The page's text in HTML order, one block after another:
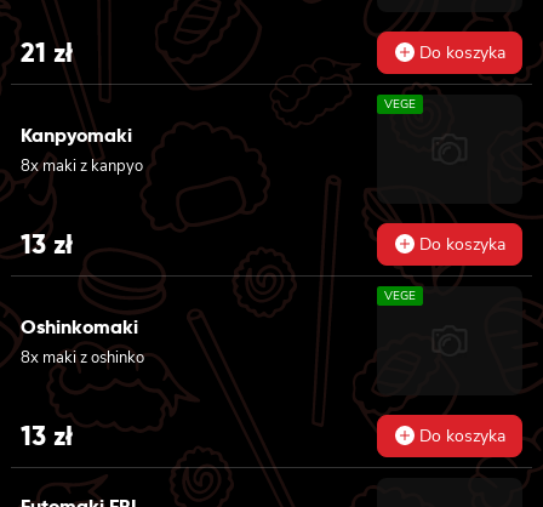
21 zł Do koszyka
Kanpyomaki
8x maki z kanpyo
VEGE
13zł Do koszyka
Oshinkomaki
8x maki z oshinko
VEGE
13 zł Do koszyka